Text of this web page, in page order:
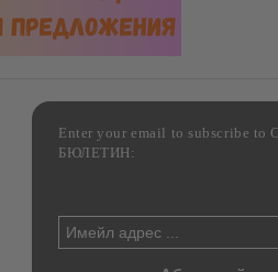
Комплект за алкохолни
Enter your email to subscribe
БЮЛЕТИН: